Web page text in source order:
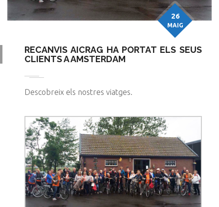
RECANVIS AICRAG HA PORTAT ELS SEUS
CLIENTS A AMSTERDAM
26
MAIG
Descobreix els nostres viatges.